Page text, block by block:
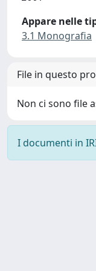
Appare nelle
3.1 Monografia
File in questo
Non ci sono file
I documenti in